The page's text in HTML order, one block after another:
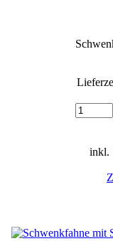
inkl.